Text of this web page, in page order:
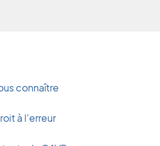
connaître
à l'erreur